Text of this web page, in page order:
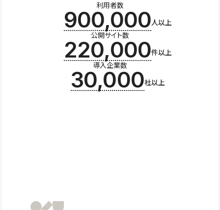
利用者数
900,000人以上
公開サイト数
220,000件以上
導入企業数
30,000社以上